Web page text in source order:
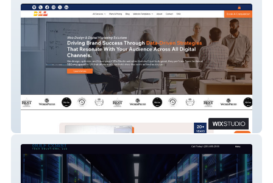
DLL Studios